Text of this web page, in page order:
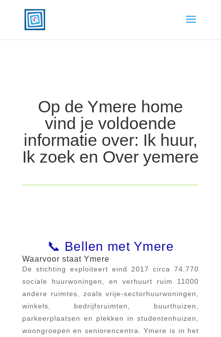
Op de Ymere home
vind je voldoende
informatie over: Ik huur,
Ik zoek en Over yemere
📞 Bellen met Ymere
Waarvoor staat Ymere
De stichting exploiteert eind 2017 circa 74.770
sociale huurwoningen, en verhuurt ruim 11000
andere ruimtes, zoals vrije-sectorhuurwoningen,
winkels, bedrijfsruimten, buurthuizen,
parkeerplaatsen en plekken in studentenhuizen,
woongroepen en seniorencentra. Ymere is in het